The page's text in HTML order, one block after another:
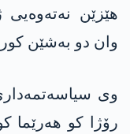
ھێزێن نەتەوەیی
وان دو بەشێن
وی
رۆژا کو ھەرێما